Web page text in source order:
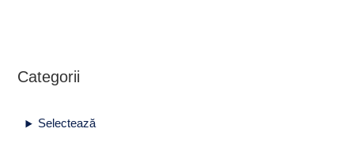
Categorii
Selectează